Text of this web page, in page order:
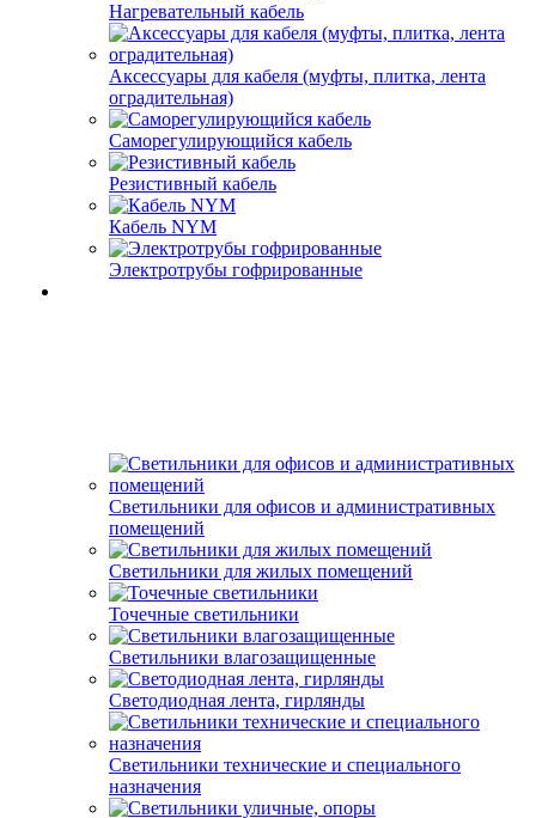
Нагревательный кабель
Аксессуары для кабеля (муфты, плитка, лента
оградительная)
Саморегулирующийся кабель
Резистивный кабель
Кабель NYM
Электротрубы гофрированные
Светильники для офисов и административных
помещений
Светильники для жилых помещений
Точечные светильники
Светильники влагозащищенные
Светодиодная лента, гирлянды
Светильники технические и специального
назначения